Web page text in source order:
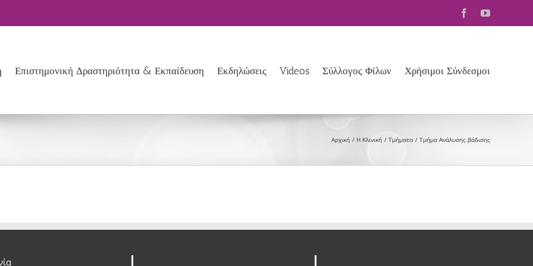
FacebookYouTube
Επιστημονική Δραστηριότητα & Εκπαίδευση Εκδηλώσεις Videos Σύλλογος Φίλων Χρήσιμοι Σύνδεσμοι
Αρχική Η Κλινική Τμήματα Τμήμα Ανάλυσης βάδισης